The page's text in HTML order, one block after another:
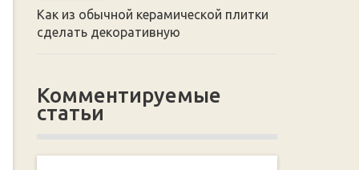
Как из обычной керамической плитки
сделать декоративную
Комментируемые
статьи